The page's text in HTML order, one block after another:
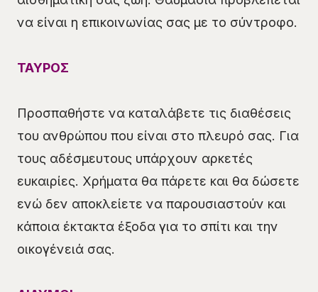
να είναι η επικοινωνίας σας με το σύντροφο.
ΤΑΥΡΟΣ
Προσπαθήστε να καταλάβετε τις διαθέσεις
του ανθρώπου που είναι στο πλευρό σας. Για
τους αδέσμευτους υπάρχουν αρκετές
ευκαιρίες. Χρήματα θα πάρετε και θα δώσετε
ενώ δεν αποκλείετε να παρουσιαστούν και
κάποια έκτακτα έξοδα για το σπίτι και την
οικογένειά σας.